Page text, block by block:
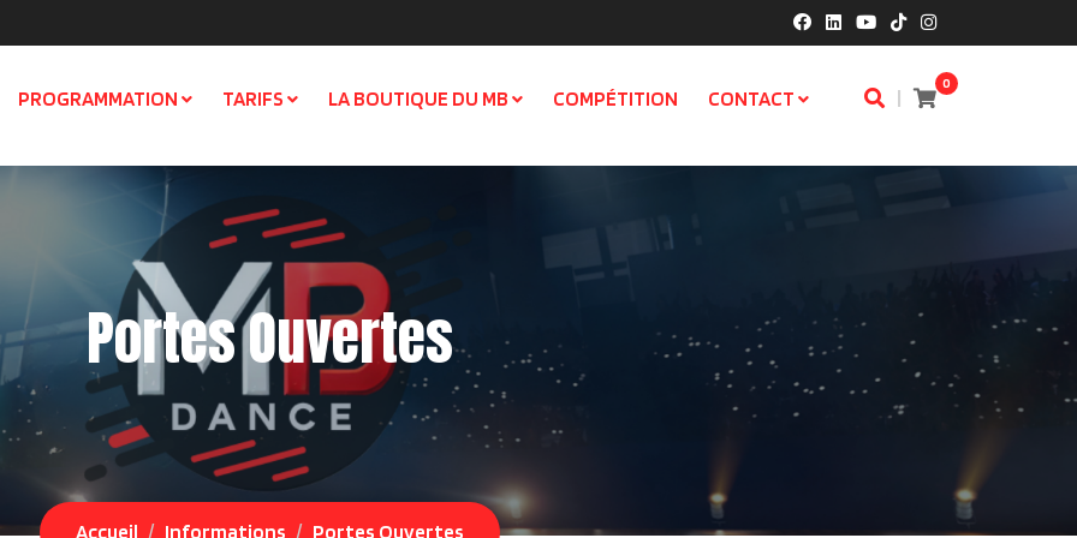
PROGRAMMATION TARIFS LA BOUTIQUE DU MB COMPÉTITION CONTACT
0
|
Portes Ouvertes
Accueil Informations Portes Ouvertes